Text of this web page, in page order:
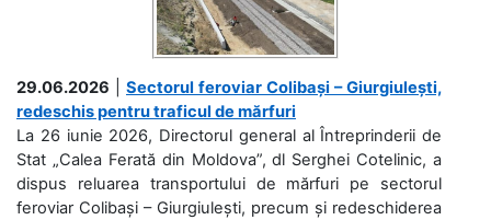
29.06.2026
Sectorul feroviar Colibași – Giurgiulești,
redeschis pentru traficul de mărfuri
La 26 iunie 2026, Directorul general al Întreprinderii de
Stat „Calea Ferată din Moldova”, dl Serghei Cotelinic, a
dispus reluarea transportului de mărfuri pe sectorul
feroviar Colibași – Giurgiulești, precum și redeschiderea